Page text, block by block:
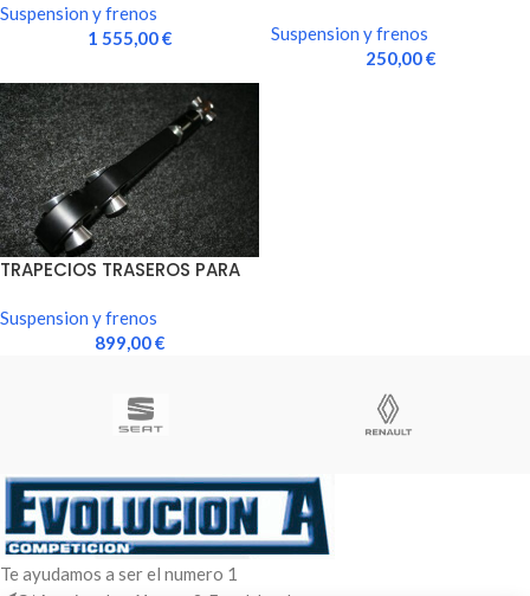
Suspension y frenos
1 555,00€
Suspension y frenos
250,00€
TRAPECIOS TRASEROS PARA
Suspension y frenos
899,00€
Te ayudamos a ser el numero 1